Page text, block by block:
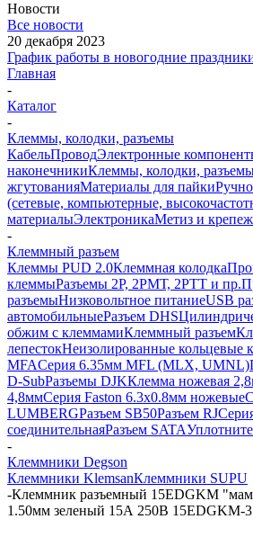
Новости
Все новости
20 декабря 2023
График работы в новогодние
Главная
-
Каталог
-
Клеммы, колодки, разъемы
КабельПроводЭлектронные
наконечникиКлеммы, колодки,
жгутованияМатериалы для пайки
(сетевые, компьютерные,
материалыЭлектроникаМетиз и крепеж
-
Клеммный разъем
Клеммы PUD 2.0Клеммная колодка
клеммыРазъемы 2Р, 2РМТ, 2РТТ и пр.
разъемыНизковольтное питаниеUSB
автомобильныеРазъем DHS
обжим с клеммамиКлеммный разъем
лепестокНеизолированные кольцевые
MFAСерия 6.35мм MFL (MLX, UMNL)
D-SubРазъемы DJKКлемма ножевая
4,8ммСерия Faston 6.3х0.8мм ножевые
LUMBERGРазъем SB50Разъем RJ
соединительнаяРазъем SATA
-
Клеммники Degson
Клеммники KlemsanКлеммники SUPU
-Клеммник разъемный 15EDGKM
1.50мм зеленый 15А 250В 15EDGKM-